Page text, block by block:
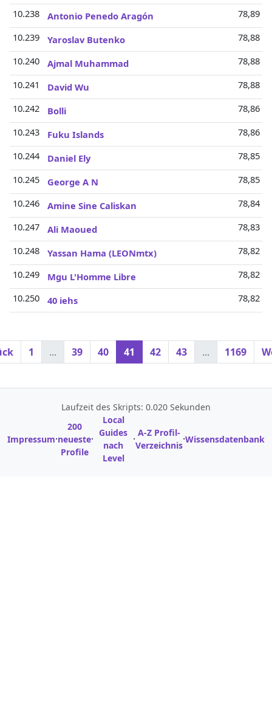
10.238
Antonio Penedo Aragón
78,89
10.239
Yaroslav Butenko
78,88
10.240
Ajmal Muhammad
78,88
10.241
David Wu
78,88
10.242
Bolli
78,86
10.243
Fuku Islands
78,86
10.244
Daniel Ely
78,85
10.245
George A N
78,85
10.246
Amine Sine Caliskan
78,84
10.247
Ali Maoued
78,83
10.248
Yassan Hama (LEONmtx)
78,82
10.249
Mgu L'Homme Libre
78,82
10.250
40 iehs 78,82
1 ... 39 40 41 42 43 ... 1169
Laufzeit des Skripts: 0.020 Sekunden
Impressum·
200
neueste
Profile
·
Local
Guides
nach
Level
· A-Z Profil-
Verzeichnis·Wissensdatenbank